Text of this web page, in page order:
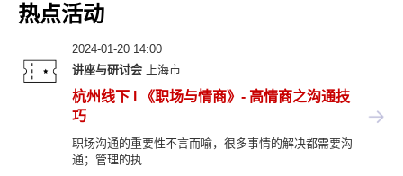
热点活动
2024-01-20 14:00
讲座与研讨会
上海市
杭州线下 l 《职场与情商》- 高情商之沟通技
巧
职场沟通的重要性不言而喻，很多事情的解决都需要沟
通；管理的执...